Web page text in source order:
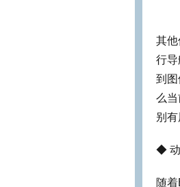
其
行
到
么
别有
◆ 动
随